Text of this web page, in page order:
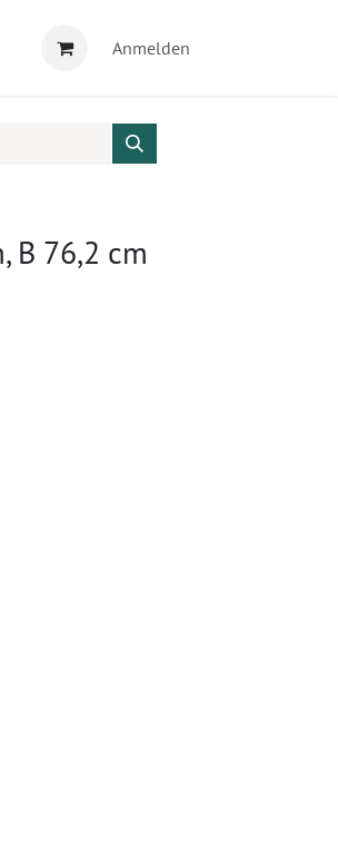
Anmelden
B 76,2 cm